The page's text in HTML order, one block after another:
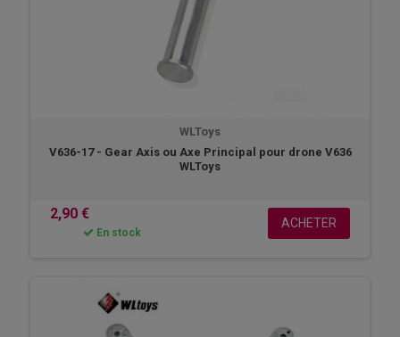
WLToys
V636-17 - Gear Axis ou Axe Principal pour drone V636
WLToys
2,90 €
En stock
ACHETER